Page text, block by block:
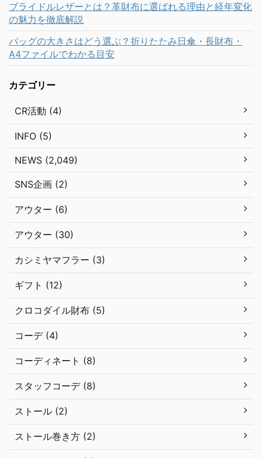
ブライドルレザーとは？革財布に選ばれる理由と経年変化
の魅力を徹底解説
バッグの大きさはどう選ぶ？折りたたみ日傘・長財布・
A4ファイルでわかる目安
カテゴリー
CR活動 (4)
INFO (5)
NEWS (2,049)
SNS企画 (2)
アウター (6)
アウター (30)
カシミヤマフラー (3)
ギフト (12)
クロコダイル財布 (5)
コーデ (4)
コーディネート (8)
スタッフコーデ (8)
ストール (2)
ストール巻き方 (2)